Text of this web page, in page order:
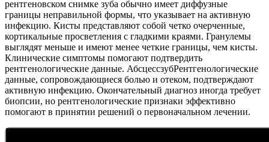
рентгеновском снимке зуба обычно имеет диффузные
границы неправильной формы, что указывает на активную
инфекцию. Кисты представляют собой четко очерченные,
кортикальные просветления с гладкими краями. Гранулемы
выглядят меньше и имеют менее четкие границы, чем кисты.
Клинические симптомы помогают подтвердить
рентгенологические данные. АбсцессзубРентгенологические
данные, сопровождающиеся болью и отеком, подтверждают
активную инфекцию. Окончательный диагноз иногда требует
биопсии, но рентгенологические признаки эффективно
помогают в принятии решений о первоначальном лечении.